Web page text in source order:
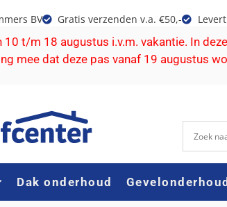
BV Gratis verzenden v.a. €50,-
10 t/m 18 augustus i.v.m. vakantie. In
mee dat deze pas vanaf 19 augustus
Dak onderhoud